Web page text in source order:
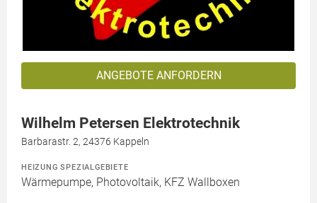
ANGEBOTE ANFORDERN
Wilhelm Petersen Elektrotechnik
Barbarastr. 2, 24376 Kappeln
HEIZUNG SPEZIALGEBIETE
Wärmepumpe, Photovoltaik, KFZ Wallboxen